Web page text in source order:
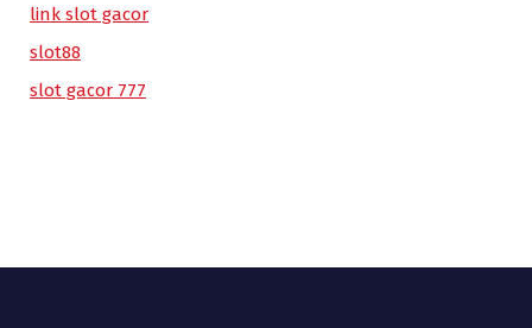
link slot gacor
slot88
slot gacor 777